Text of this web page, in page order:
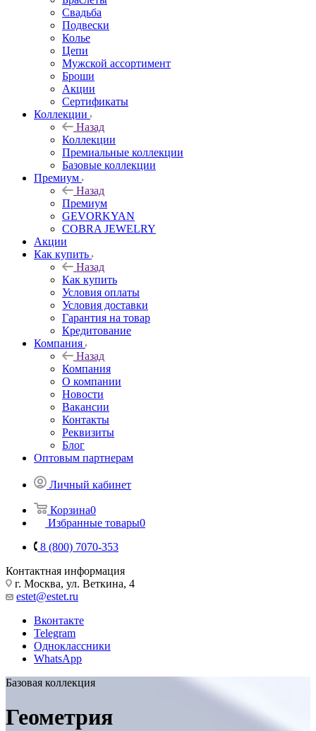
Свадьба
Подвески
Колье
Цепи
Мужской ассортимент
Броши
Акции
Сертификаты
Коллекции
Назад
Коллекции
Премиальные коллекции
Базовые коллекции
Премиум
Назад
Премиум
GEVORKYAN
COBRA JEWELRY
Акции
Как купить
Назад
Как купить
Условия оплаты
Условия доставки
Гарантия на товар
Кредитование
Компания
Назад
Компания
О компании
Новости
Вакансии
Контакты
Реквизиты
Блог
Оптовым партнерам
Личный кабинет
Корзина0
Избранные товары0
8 (800) 7070-353
Контактная информация
г. Москва, ул. Веткина, 4
estet@estet.ru
Вконтакте
Telegram
Одноклассники
WhatsApp
Базовая коллекция
Геометрия